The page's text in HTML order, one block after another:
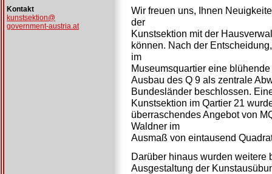
Kontakt
kunstsektion@
government-austria.at
Wir freuen uns, Ihnen
der
Kunstsektion mit der
können. Nach der
im
Museumsquartier eine
Ausbau des Q 9 als zentrale
Bundesländer beschlossen.
Kunstsektion im Qartier 21
überraschendes Angebot von
Waldner im
Ausmaß von eintausend
Darüber hinaus wurden weitere
Ausgestaltung der